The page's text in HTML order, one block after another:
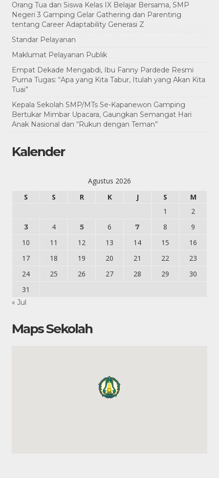
Orang Tua dan Siswa Kelas IX Belajar Bersama, SMP
Negeri 3 Gamping Gelar Gathering dan Parenting
tentang Career Adaptability Generasi Z
Standar Pelayanan
Maklumat Pelayanan Publik
Empat Dekade Mengabdi, Ibu Fanny Pardede Resmi
Purna Tugas: “Apa yang Kita Tabur, Itulah yang Akan Kita
Tuai”
Kepala Sekolah SMP/MTs Se-Kapanewon Gamping
Bertukar Mimbar Upacara, Gaungkan Semangat Hari
Anak Nasional dan “Rukun dengan Teman”
Kalender
Agustus 2026
S
S R K J S
M
1
2
3 4 5 6 7 8
9
10
11 12 13 14 15
16
17
18 19 20 21 22
23
24
25 26 27 28 29
30
31
« Jul
Maps Sekolah